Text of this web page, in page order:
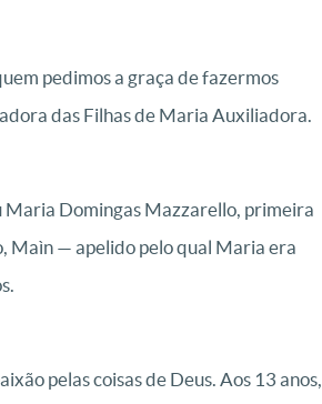
pedimos a graça de fazermos
das Filhas de Maria Auxiliadora.
Maria Domingas Mazzarello, primeira
Maìn — apelido pelo qual Maria era
pelas coisas de Deus. Aos 13 anos,